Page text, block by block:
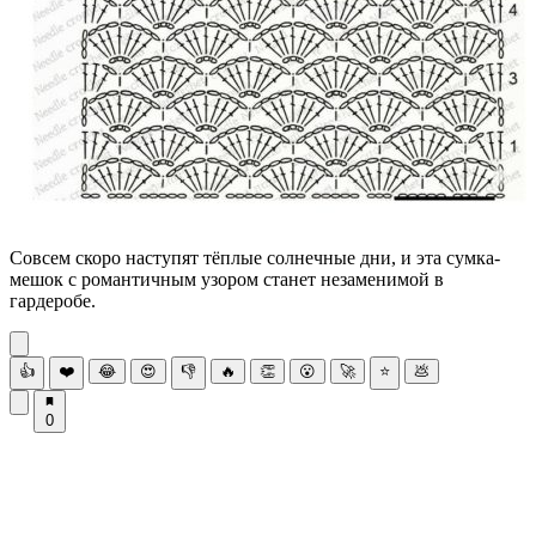
Совсем скоро наступят тёплые солнечные дни, и эта сумка-
мешок с романтичным узором станет незаменимой в
гардеробе.
👍 ❤️ 😂 😍 👎 🔥 👏 😮 🚀 ⭐ 💩
0